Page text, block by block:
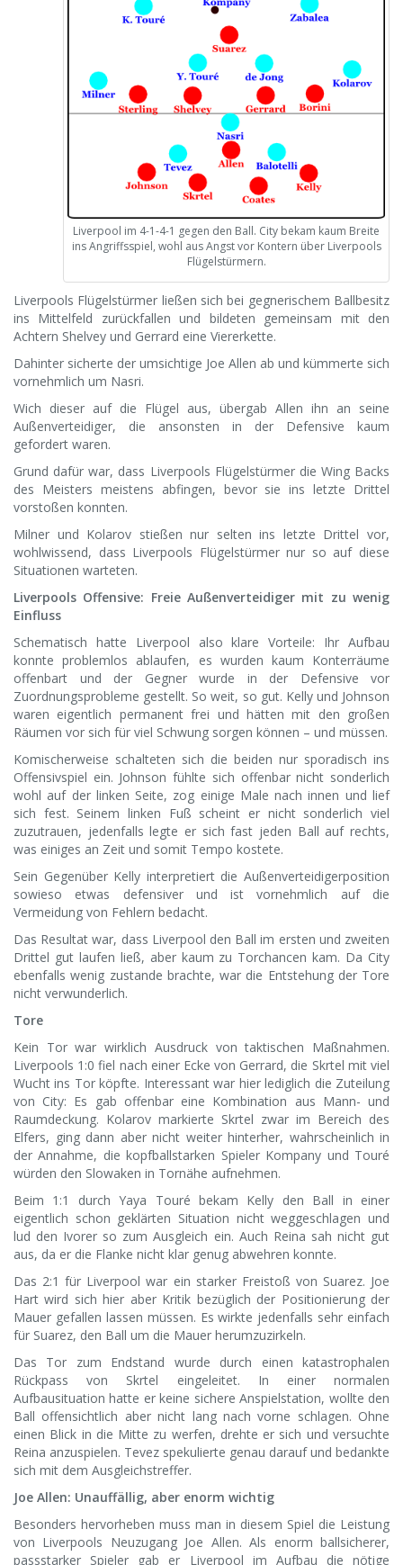
Liverpool im 4-1-4-1 gegen den Ball. City bekam kaum Breite
ins Angriffsspiel, wohl aus Angst vor Kontern über Liverpools
Flügelstürmern.
Liverpools Flügelstürmer ließen sich bei gegnerischem Ballbesitz
ins Mittelfeld zurückfallen und bildeten gemeinsam mit den
Achtern Shelvey und Gerrard eine Viererkette.
Dahinter sicherte der umsichtige Joe Allen ab und kümmerte sich
vornehmlich um Nasri.
Wich dieser auf die Flügel aus, übergab Allen ihn an seine
Außenverteidiger, die ansonsten in der Defensive kaum
gefordert waren.
Grund dafür war, dass Liverpools Flügelstürmer die Wing Backs
des Meisters meistens abfingen, bevor sie ins letzte Drittel
vorstoßen konnten.
Milner und Kolarov stießen nur selten ins letzte Drittel vor,
wohlwissend, dass Liverpools Flügelstürmer nur so auf diese
Situationen warteten.
Liverpools Offensive: Freie Außenverteidiger mit zu wenig
Einfluss
Schematisch hatte Liverpool also klare Vorteile: Ihr Aufbau
konnte problemlos ablaufen, es wurden kaum Konterräume
offenbart und der Gegner wurde in der Defensive vor
Zuordnungsprobleme gestellt. So weit, so gut. Kelly und Johnson
waren eigentlich permanent frei und hätten mit den großen
Räumen vor sich für viel Schwung sorgen können – und müssen.
Komischerweise schalteten sich die beiden nur sporadisch ins
Offensivspiel ein. Johnson fühlte sich offenbar nicht sonderlich
wohl auf der linken Seite, zog einige Male nach innen und lief
sich fest. Seinem linken Fuß scheint er nicht sonderlich viel
zuzutrauen, jedenfalls legte er sich fast jeden Ball auf rechts,
was einiges an Zeit und somit Tempo kostete.
Sein Gegenüber Kelly interpretiert die Außenverteidigerposition
sowieso etwas defensiver und ist vornehmlich auf die
Vermeidung von Fehlern bedacht.
Das Resultat war, dass Liverpool den Ball im ersten und zweiten
Drittel gut laufen ließ, aber kaum zu Torchancen kam. Da City
ebenfalls wenig zustande brachte, war die Entstehung der Tore
nicht verwunderlich.
Tore
Kein Tor war wirklich Ausdruck von taktischen Maßnahmen.
Liverpools 1:0 fiel nach einer Ecke von Gerrard, die Skrtel mit viel
Wucht ins Tor köpfte. Interessant war hier lediglich die Zuteilung
von City: Es gab offenbar eine Kombination aus Mann- und
Raumdeckung. Kolarov markierte Skrtel zwar im Bereich des
Elfers, ging dann aber nicht weiter hinterher, wahrscheinlich in
der Annahme, die kopfballstarken Spieler Kompany und Touré
würden den Slowaken in Tornähe aufnehmen.
Beim 1:1 durch Yaya Touré bekam Kelly den Ball in einer
eigentlich schon geklärten Situation nicht weggeschlagen und
lud den Ivorer so zum Ausgleich ein. Auch Reina sah nicht gut
aus, da er die Flanke nicht klar genug abwehren konnte.
Das 2:1 für Liverpool war ein starker Freistoß von Suarez. Joe
Hart wird sich hier aber Kritik bezüglich der Positionierung der
Mauer gefallen lassen müssen. Es wirkte jedenfalls sehr einfach
für Suarez, den Ball um die Mauer herumzuzirkeln.
Das Tor zum Endstand wurde durch einen katastrophalen
Rückpass von Skrtel eingeleitet. In einer normalen
Aufbausituation hatte er keine sichere Anspielstation, wollte den
Ball offensichtlich aber nicht lang nach vorne schlagen. Ohne
einen Blick in die Mitte zu werfen, drehte er sich und versuchte
Reina anzuspielen. Tevez spekulierte genau darauf und bedankte
sich mit dem Ausgleichstreffer.
Joe Allen: Unauffällig, aber enorm wichtig
Besonders hervorheben muss man in diesem Spiel die Leistung
von Liverpools Neuzugang Joe Allen. Als enorm ballsicherer,
passstarker Spieler gab er Liverpool im Aufbau die nötige